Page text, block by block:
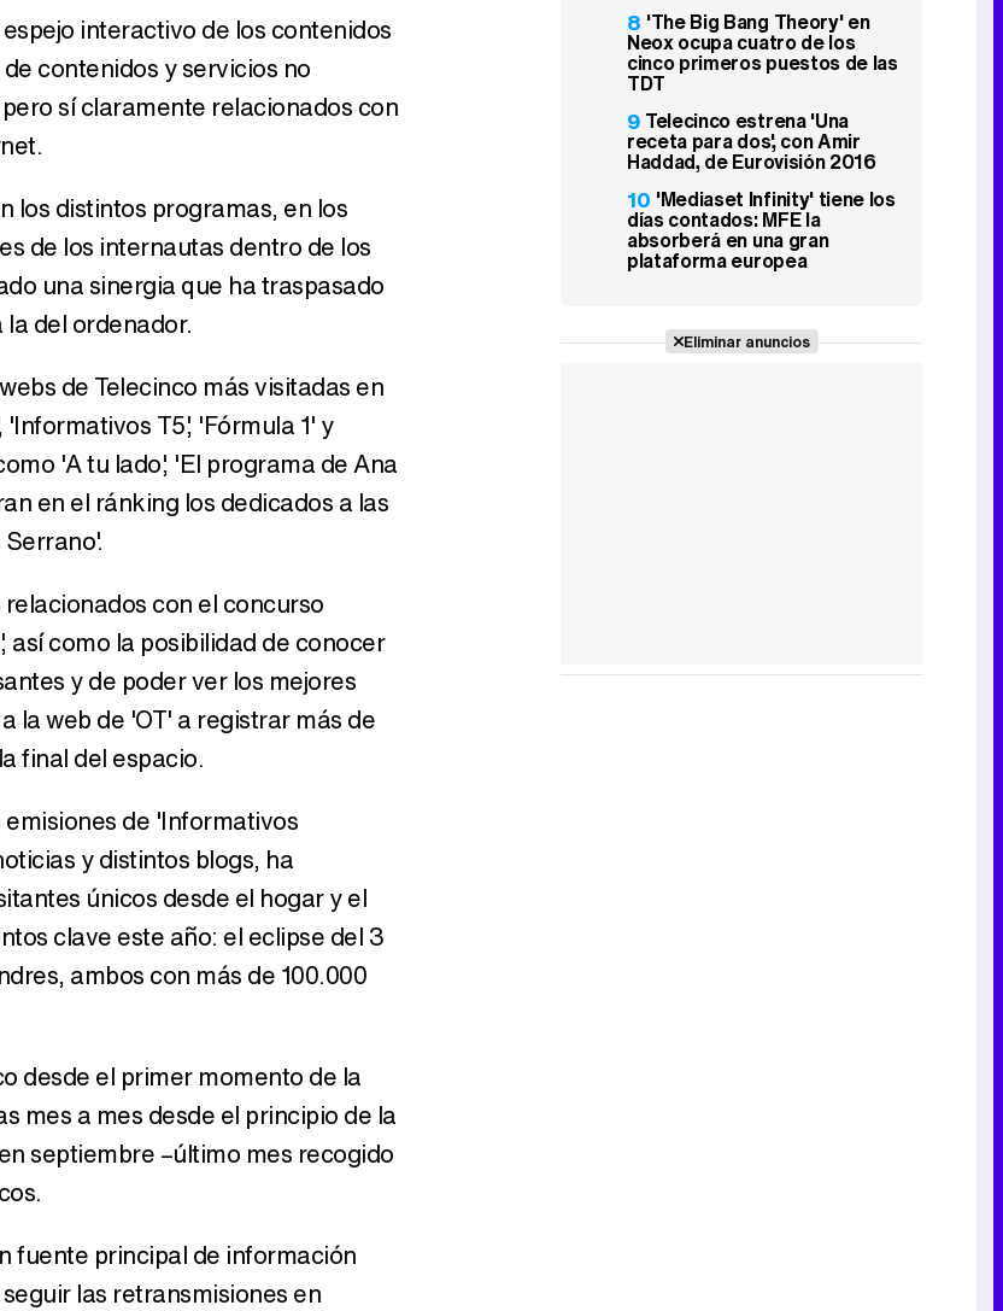
interactivo de los contenidos
contenidos y servicios no
sí claramente relacionados con
los distintos programas, en los
de los internautas dentro de los
una sinergia que ha traspasado
del ordenador.
de Telecinco más visitadas en
T5', 'Fórmula 1' y
'A tu lado', 'El programa de Ana
en el ránking los dedicados a las
con el concurso
como la posibilidad de conocer
y de poder ver los mejores
la web de 'OT' a registrar más de
final del espacio.
de 'Informativos
y distintos blogs, ha
únicos desde el hogar y el
clave este año: el eclipse del 3
ambos con más de 100.000
desde el primer momento de la
mes a mes desde el principio de la
septiembre –último mes recogido
fuente principal de información
las retransmisiones en
8 'The Big Bang Theory' en
Neox ocupa cuatro de los
cinco primeros puestos de las
TDT
9 Telecinco estrena 'Una
receta para dos', con Amir
Haddad, de Eurovisión 2016
10 'Mediaset Infinity' tiene los
días contados: MFE la
absorberá en una gran
plataforma europea
Eliminar anuncios